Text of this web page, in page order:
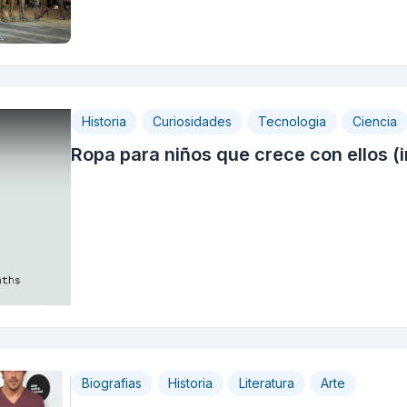
Historia Curiosidades Tecnologia Ciencia
Ropa para niños que crece con ellos
Biografias Historia Literatura Arte